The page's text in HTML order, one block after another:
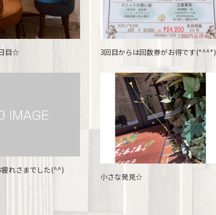
目☆ 3回目からは回数券がお得です(*^^*)
れさまでした(^^)
小さな発見☆